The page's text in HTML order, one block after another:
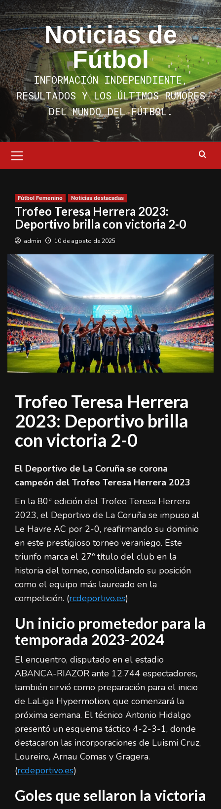
Saltar
al
contenido
Noticias de
Fútbol
INFORMACIÓN INDEPENDIENTE,
RESULTADOS Y LOS ÚLTIMOS RUMORES
DEL MUNDO DEL FÚTBOL.
primario
Fútbol Femenino Noticias destacadas
Trofeo Teresa Herrera 2023:
Deportivo brilla con victoria 2-0
admin 10 de agosto de 2025
Trofeo Teresa Herrera
2023: Deportivo brilla
con victoria 2-0
El Deportivo de La Coruña se corona
campeón del Trofeo Teresa Herrera 2023
En la 80ª edición del Trofeo Teresa Herrera
2023, el Deportivo de La Coruña se impuso al
Le Havre AC por 2-0, reafirmando su dominio
en este prestigioso torneo veraniego. Este
triunfo marca el 27º título del club en la
historia del torneo, consolidando su posición
como el equipo más laureado en la
competición. (rcdeportivo.es)
Un inicio prometedor para la
temporada 2023-2024
El encuentro, disputado en el estadio
ABANCA-RIAZOR ante 12.744 espectadores,
también sirvió como preparación para el inicio
de LaLiga Hypermotion, que comenzará la
próxima semana. El técnico Antonio Hidalgo
presentó un esquema táctico 4-2-3-1, donde
destacaron las incorporaciones de Luismi Cruz,
Loureiro, Arnau Comas y Gragera.
(rcdeportivo.es)
Goles que sellaron la victoria